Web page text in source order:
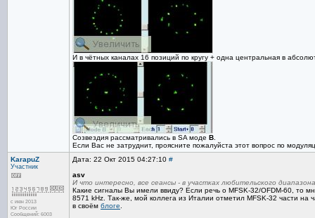
И в чётных каналах 16 позиций по кругу + одна центральная в
Созвездия рассматривались в SA моде B
Если Вас не затруднит, проясните пожалуйста этот вопрос по
KarapuZ
Участник
с июн 2013
Юг России
Сообщений: 6003
Дата: 22 Окт 2015 04:27:10 #
asv
И что интересно, все сеансы - в участках любительского диапазона
Какие сигналы Вы имели ввиду? Если речь о MFSK-32/OFDM-60, то
8571 kHz. Так-же, мой коллега из Италии отметил MFSK-32 части на
в своём блоге